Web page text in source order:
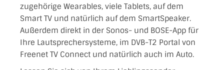
zugehörige Wearables, viele Tablets, auf dem
Smart TV und natürlich auf dem SmartSpeaker.
Außerdem direkt in der Sonos- und BOSE-App für
Ihre Lautsprechersysteme, im DVB-T2 Portal von
Freenet TV Connect und natürlich auch im Auto.